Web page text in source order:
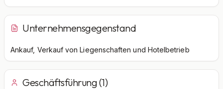
Unternehmensgegenstand
Ankauf, Verkauf von Liegenschaften und Hotelbetrieb
Geschäftsführung (1)